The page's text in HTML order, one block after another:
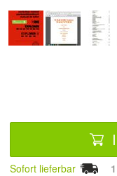
Sofort lieferbar 1